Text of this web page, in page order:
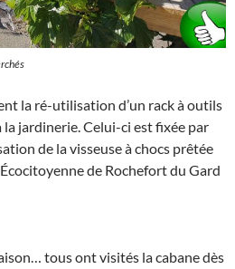
la ré-utilisation d’un rack à outils
la jardinerie. Celui-ci est fixée par
de la visseuse à chocs prêtée
de Rochefort du Gard
tous ont visités la cabane dès